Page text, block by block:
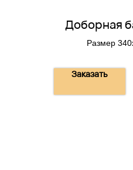
Доборная
Размер
Заказать